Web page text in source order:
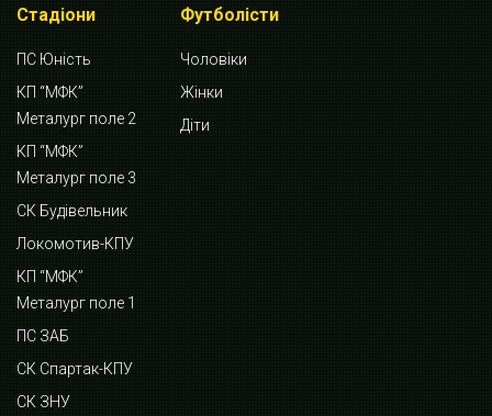
Стадіони
ПС Юність
КП “МФК”
Металург поле 2
КП “МФК”
Металург поле 3
СК Будівельник
Локомотив-КПУ
КП “МФК”
Металург поле 1
ПС ЗАБ
СК Спартак-КПУ
СК ЗНУ
Футболісти
Чоловіки
Жінки
Діти